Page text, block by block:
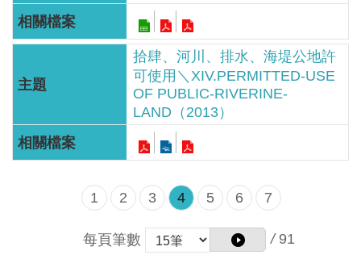
隱
權
護
政
策
拾肆、河川、排水、海堤公地許
可使用＼XIV.PERMITTED-USE
OF PUBLIC-RIVERINE-
LAND（2013）
1 2 3 4 5 6 7
每頁筆數 / 91